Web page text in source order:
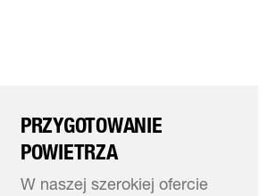
PRZYGOTOWANIE
POWIETRZA
W naszej szerokiej ofercie